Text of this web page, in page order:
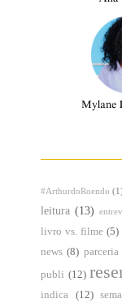
#ArthurdoRoendo (1)
leitura (13)
livro vs. filme (5)
news (8) parceria
publi (12)
indica
(12)